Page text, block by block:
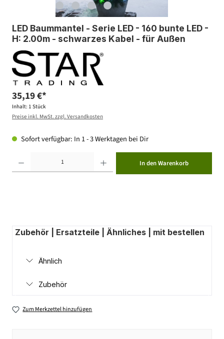
LED Baummantel - Serie LED - 160 bunte LED -
H: 2.00m - schwarzes Kabel - für Außen
35,19 €*
Inhalt: 1 Stück
Preise inkl. MwSt. zzgl. Versandkosten
Sofort verfügbar: In 1 - 3 Werktagen bei Dir
In den Warenkorb
Zubehör | Ersatzteile | Ähnliches | mit bestellen
Ähnlich
Zubehör
Zum Merkzettel hinzufügen